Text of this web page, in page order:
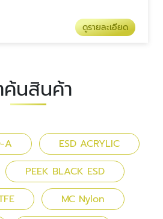
ดูรายละเอียด
ค้นสินค้า
A
ESD ACRYLIC
PEEK BLACK ESD
MC Nylon